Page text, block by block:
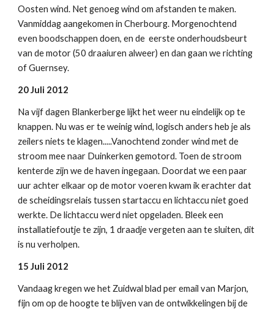
Oosten wind. Net genoeg wind om afstanden te maken.
Vanmiddag aangekomen in Cherbourg. Morgenochtend
even boodschappen doen, en de eerste onderhoudsbeurt
van de motor (50 draaiuren alweer) en dan gaan we richting
of Guernsey.
20 Juli 2012
Na vijf dagen Blankerberge lijkt het weer nu eindelijk op te
knappen. Nu was er te weinig wind, logisch anders heb je als
zeilers niets te klagen.....Vanochtend zonder wind met de
stroom mee naar Duinkerken gemotord. Toen de stroom
kenterde zijn we de haven ingegaan. Doordat we een paar
uur achter elkaar op de motor voeren kwam ik erachter dat
de scheidingsrelais tussen startaccu en lichtaccu niet goed
werkte. De lichtaccu werd niet opgeladen. Bleek een
installatiefoutje te zijn, 1 draadje vergeten aan te sluiten, dit
is nu verholpen.
15 Juli 2012
Vandaag kregen we het Zuidwal blad per email van Marjon,
fijn om op de hoogte te blijven van de ontwikkelingen bij de